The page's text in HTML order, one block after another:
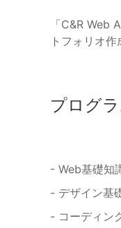
「C&R Web
トフォリオ
プログ
- Web基礎知
- デザイン基
- コーディン